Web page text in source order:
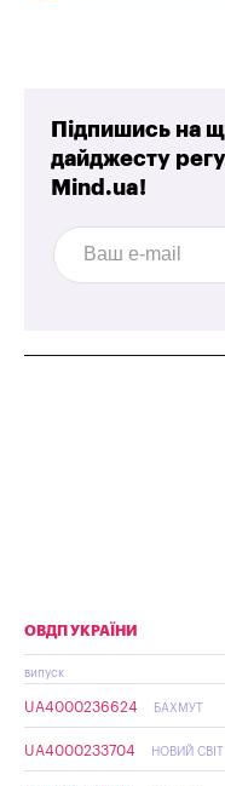
Підпишись на
дайджесту
Mind.ua!
ОВДП УКРАЇНИ
випуск
UA4000236624 БАХМУТ
UA4000233704 НОВИЙ СВІТ